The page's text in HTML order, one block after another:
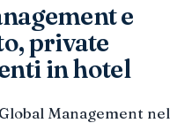
e
private
in hotel
Management nel